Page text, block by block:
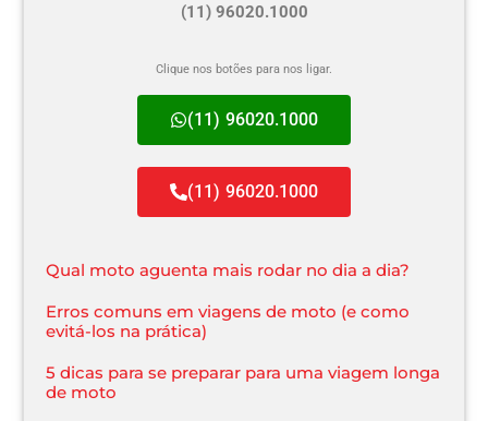
(11) 96020.1000
Clique nos botões para nos ligar.
(11) 96020.1000
(11) 96020.1000
Qual moto aguenta mais rodar no dia a dia?
Erros comuns em viagens de moto (e como
evitá-los na prática)
5 dicas para se preparar para uma viagem longa
de moto